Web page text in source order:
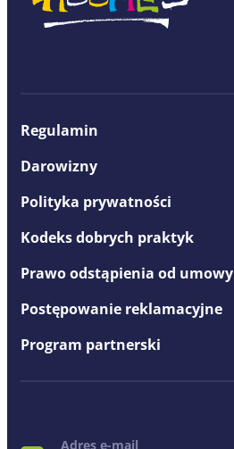
Regulamin
Darowizny
Polityka prywatności
Kodeks dobrych praktyk
Prawo odstąpienia od umowy
Postępowanie reklamacyjne
Program partnerski
Adres e-mail